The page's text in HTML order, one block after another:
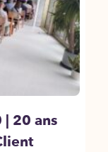
| 20 ans